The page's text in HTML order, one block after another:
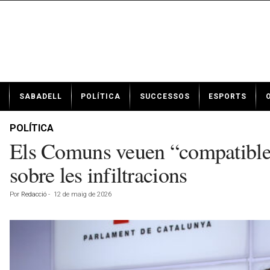
t
SABADELL POLÍTICA SUCCESSOS ESPORTS
POLÍTICA
Els Comuns veuen
sobre les infiltracions
Por Redacció - 12 de maig de 2026